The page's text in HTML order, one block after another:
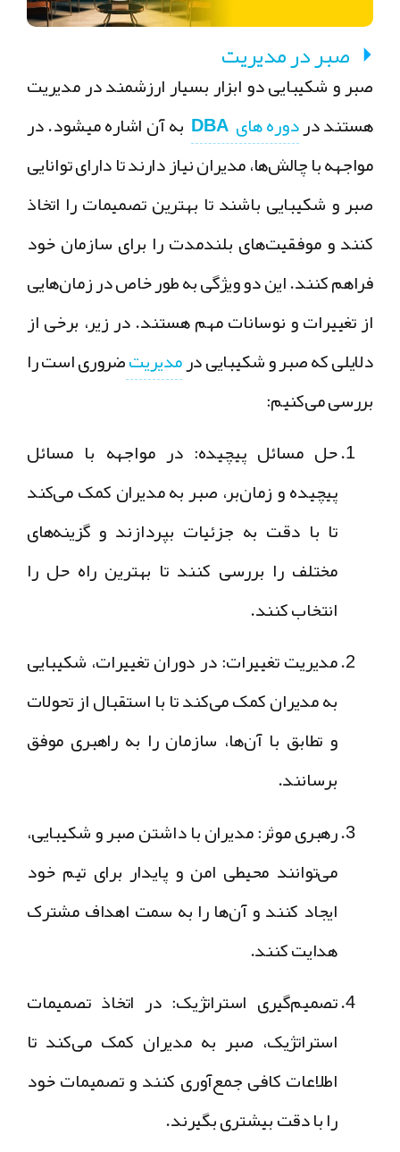
صبر در مدیریت
صبر و شکیبایی دو ابزار بسیار ارزشمند در مدیریت
هستند دردوره های DBA
به آن اشاره میشود. در
مواجهه با چالش‌ها، مدیران نیاز دارند تا دارای توانایی
صبر و شکیبایی باشند تا بهترین تصمیمات را اتخاذ
کنند و موفقیت‌های بلندمدت را برای سازمان خود
فراهم کنند. این دو ویژگی به طور خاص در زمان‌هایی
از تغییرات و نوسانات مهم هستند. در زیر، برخی از
دلایلی که صبر و شکیبایی درمدیریتضروری است را
بررسی می‌کنیم:
حل مسائل پیچیده:در مواجهه با مسائل
پیچیده و زمان‌بر، صبر به مدیران کمک می‌کند
تا با دقت به جزئیات بپردازند و گزینه‌های
مختلف را بررسی کنند تا بهترین راه حل را
انتخاب کنند.
مدیریت تغییرات:در دوران تغییرات، شکیبایی
به مدیران کمک می‌کند تا با استقبال از تحولات
و تطابق با آن‌ها، سازمان را به راهبری موفق
برسانند.
رهبری موثر:مدیران با داشتن صبر و شکیبایی،
می‌توانند محیطی امن و پایدار برای تیم خود
ایجاد کنند و آن‌ها را به سمت اهداف مشترک
هدایت کنند.
تصمیم‌گیری استراتژیک:در اتخاذ تصمیمات
استراتژیک، صبر به مدیران کمک می‌کند تا
اطلاعات کافی جمع‌آوری کنند و تصمیمات خود
را با دقت بیشتری بگیرند.